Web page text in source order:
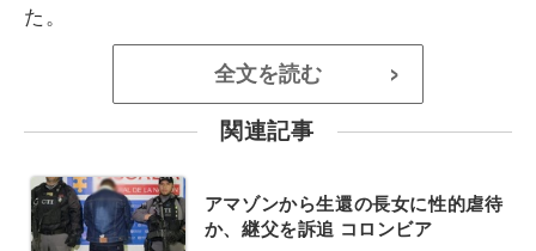
た。
全文を読む >
関連記事
アマゾンから生還の長女に性的虐待
か、継父を訴追 コロンビア